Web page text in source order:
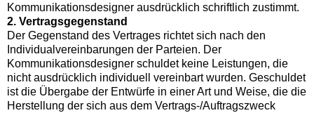
Kommunikationsdesigner ausdrücklich schriftlich zustimmt.
2. Vertragsgegenstand
Der Gegenstand des Vertrages richtet sich nach den
Individualvereinbarungen der Parteien. Der
Kommunikationsdesigner schuldet keine Leistungen, die
nicht ausdrücklich individuell vereinbart wurden. Geschuldet
ist die Übergabe der Entwürfe in einer Art und Weise, die die
Herstellung der sich aus dem Vertrags-/Auftragszweck